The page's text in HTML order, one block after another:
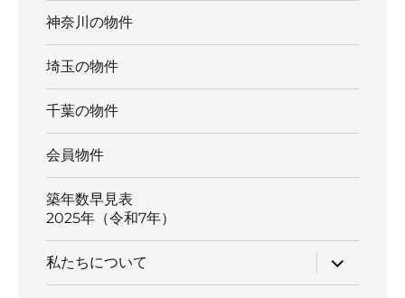
神奈川の物件
埼玉の物件
千葉の物件
会員物件
築年数早見表
2025年（令和7年）
私たちについて
サ
ブ
メ